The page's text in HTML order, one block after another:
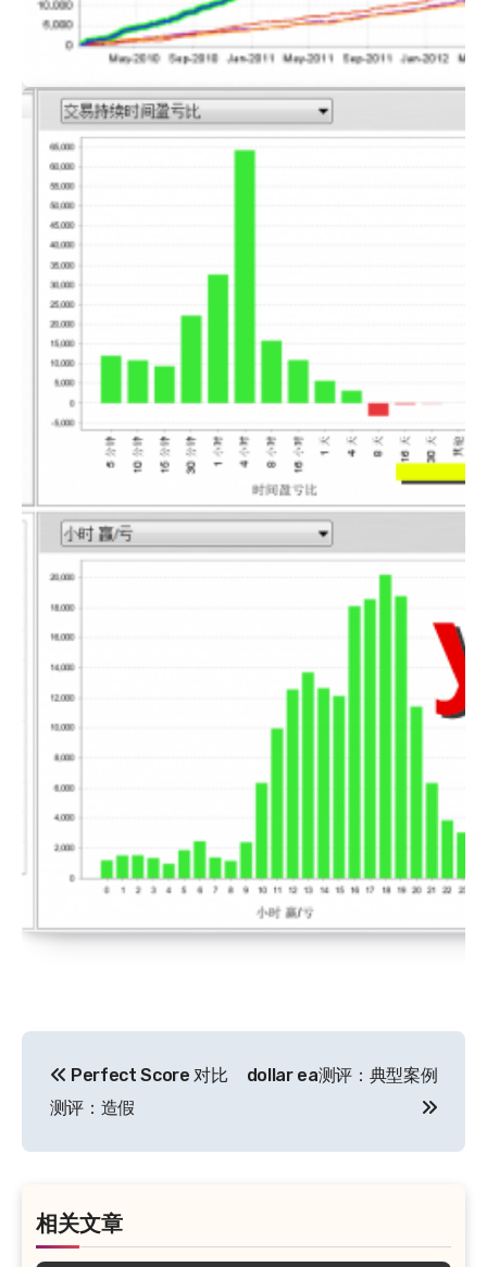
章
导
Perfect Score 对比
测评：造假
dollar ea测评：典型案例
相关文章